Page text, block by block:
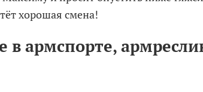
хорошая смена!
в армспорте,